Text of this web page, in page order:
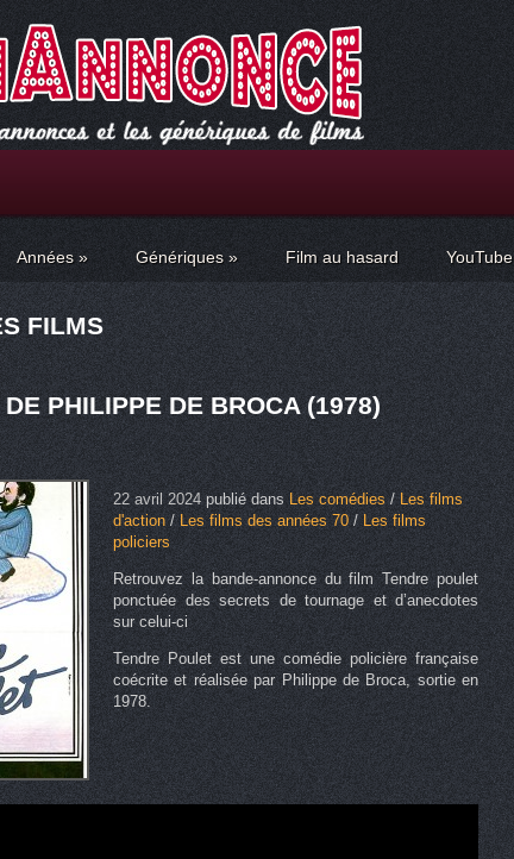
Années » Génériques » Film au hasard YouTube
FILMS
PHILIPPE DE BROCA (1978)
22 avril 2024publié dans Les comédies/Les films
d'action/ Les films des années 70/ Les films
policiers
Retrouvez la bande-annonce du film Tendre poulet
ponctuée des secrets de tournage et d’anecdotes
sur celui-ci
Tendre Poulet est une comédie policière française
coécrite et réalisée par Philippe de Broca, sortie en
1978.